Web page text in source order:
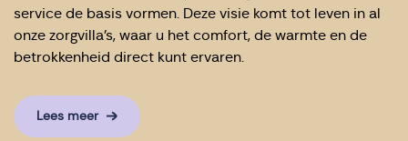
service de basis vormen. Deze visie komt tot leven in al
onze zorgvilla’s, waar u het comfort, de warmte en de
betrokkenheid direct kunt ervaren.
Lees meer